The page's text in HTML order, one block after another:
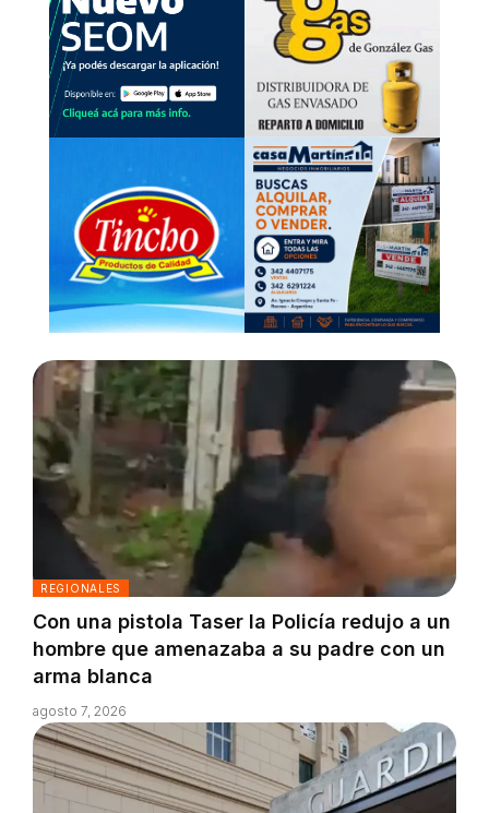
REGIONALES
Con una pistola Taser la Policía redujo a un
hombre que amenazaba a su padre con un
arma blanca
agosto 7, 2026